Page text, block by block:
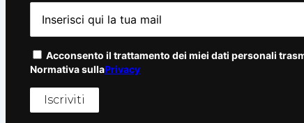
Acconsento il trattamento dei miei dati personali
Normativa sullaPrivacy